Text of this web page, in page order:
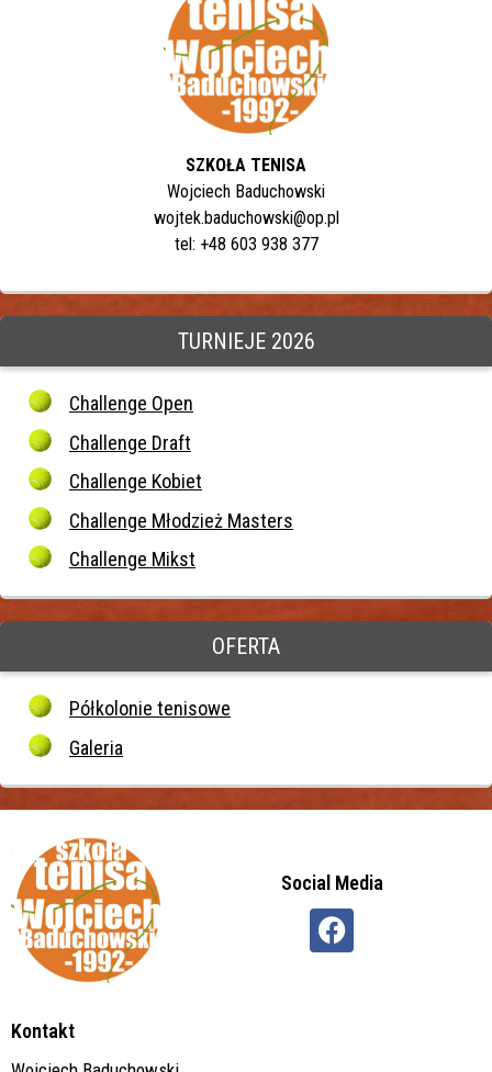
SZKOŁA TENISA
Wojciech Baduchowski
wojtek.baduchowski@op.pl
tel: +48 603 938 377
TURNIEJE 2026
Challenge Open
Challenge Draft
Challenge Kobiet
Challenge Młodzież Masters
Challenge Mikst
OFERTA
Półkolonie tenisowe
Galeria
Social Media
Kontakt